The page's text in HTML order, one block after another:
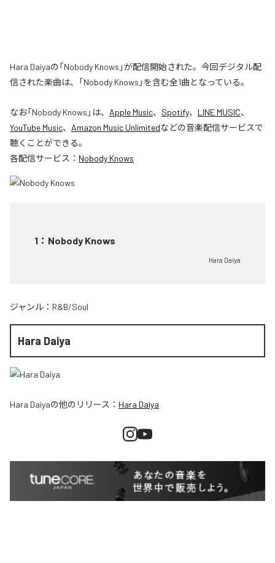
Hara Daiyaの「Nobody Knows」が配信開始された。今回デジタル配
信された楽曲は、「Nobody Knows」を含む全1曲となっている。
なお「Nobody Knows 」は、 Apple Music、 Spotify、 LINE MUSIC、
YouTube Music、 Amazon Music Unlimitedなどの音楽配信サービスで
聴くことができる。
各配信サービス： Nobody Knows
1 ： Nobody Knows
Hara Daiya
ジャンル： R&B/Soul
Hara Daiya
Hara Daiyaの他のリリース： Hara Daiya